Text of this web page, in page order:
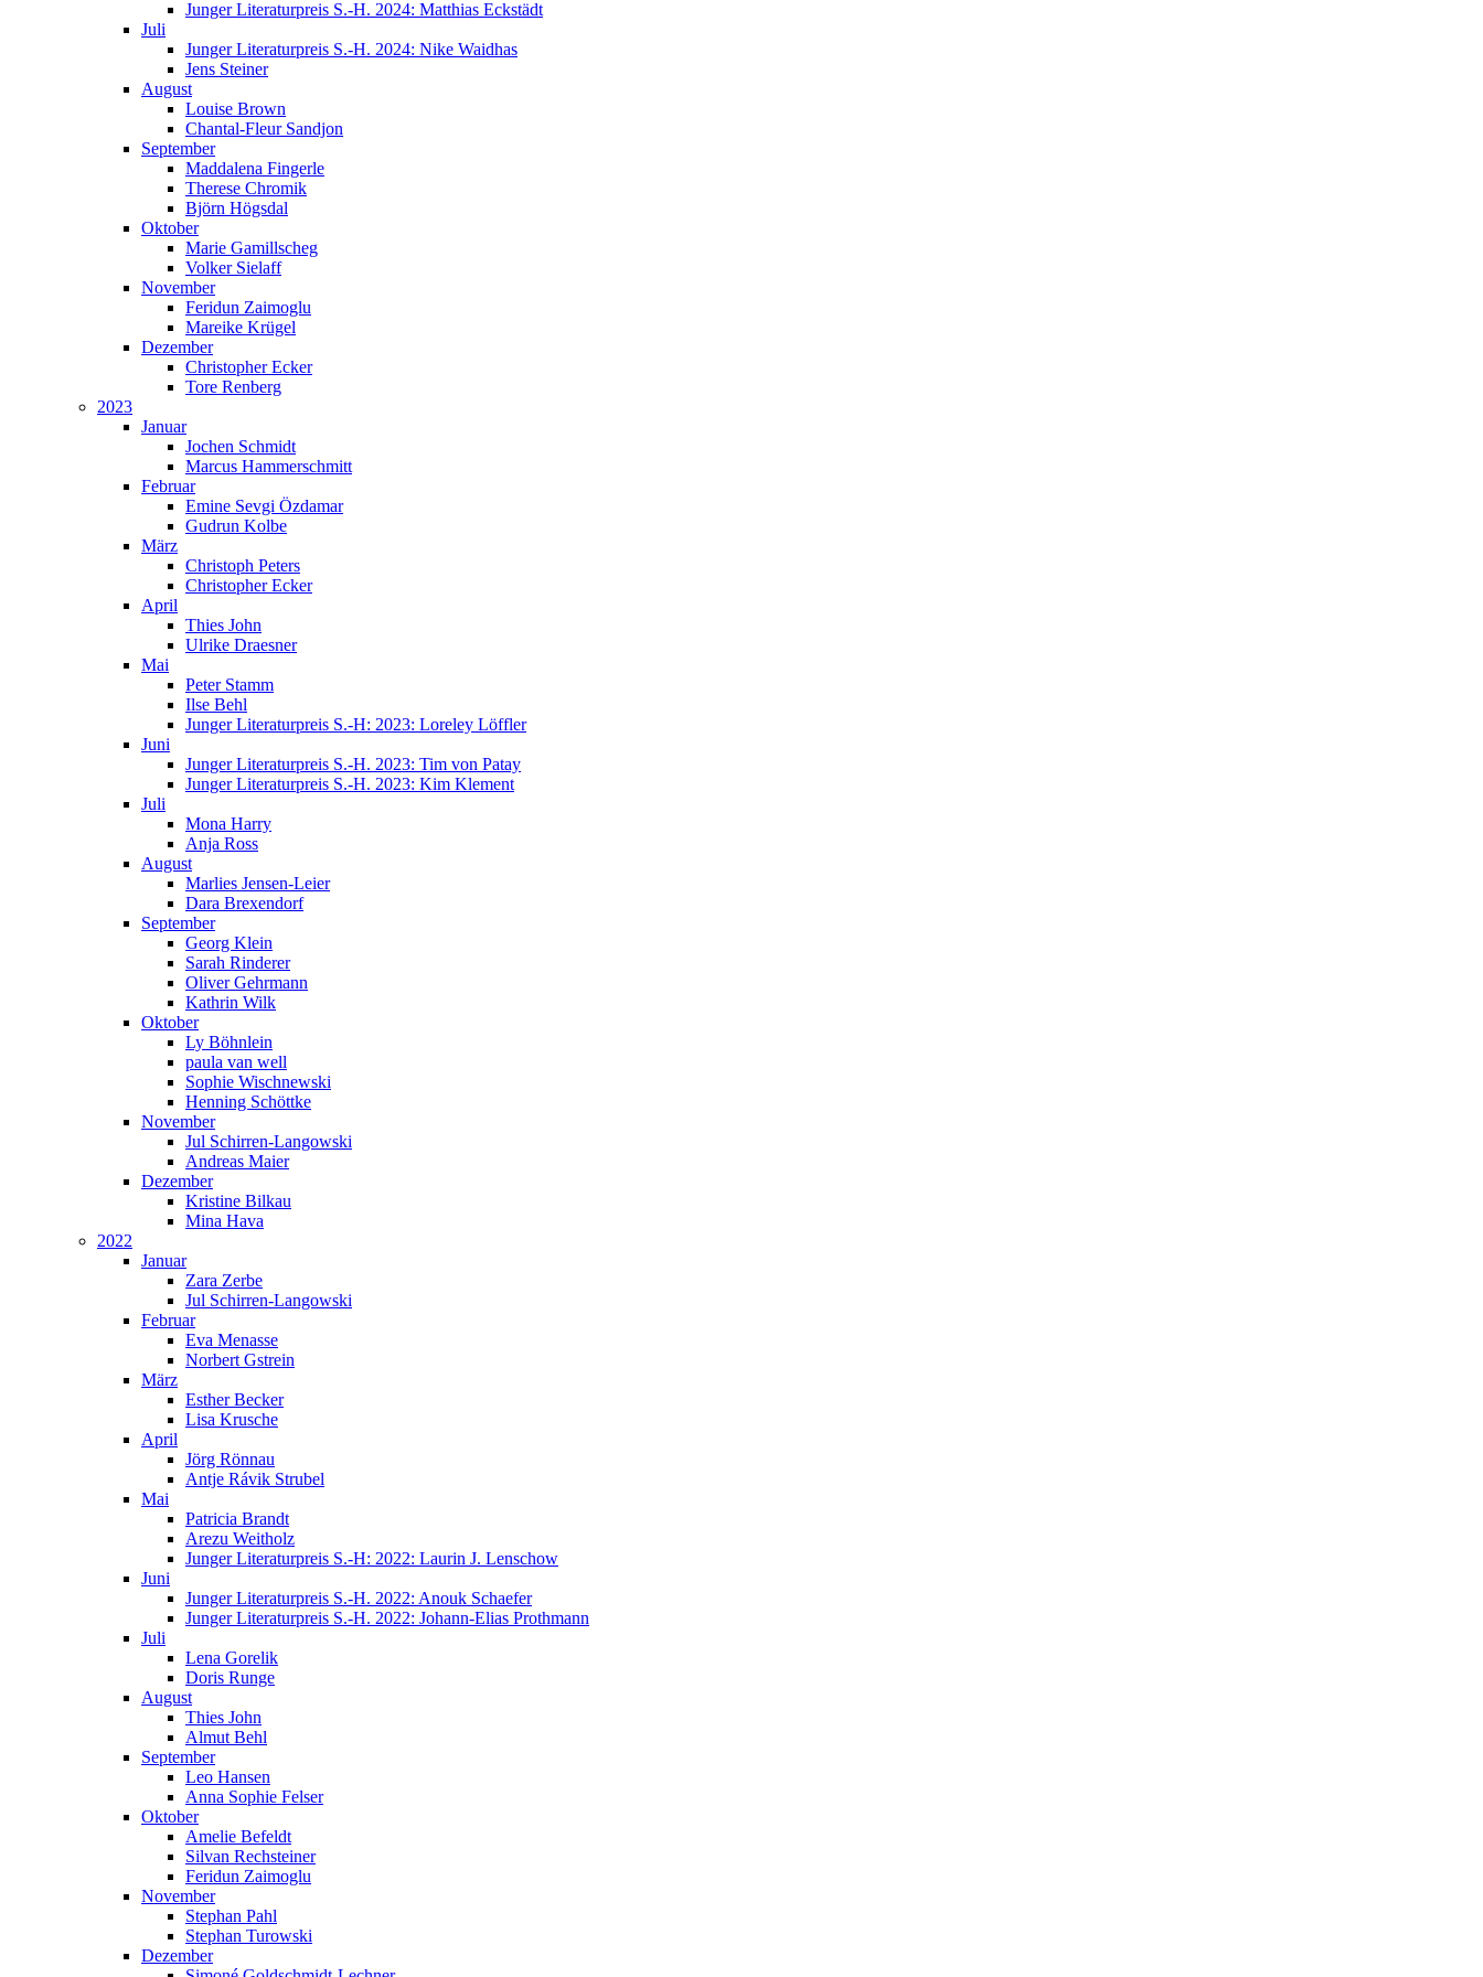
Junger Literaturpreis S.-H. 2024: Matthias Eckstädt
Juli
Junger Literaturpreis S.-H. 2024: Nike Waidhas
Jens Steiner
August
Louise Brown
Chantal-Fleur Sandjon
September
Maddalena Fingerle
Therese Chromik
Björn Högsdal
Oktober
Marie Gamillscheg
Volker Sielaff
November
Feridun Zaimoglu
Mareike Krügel
Dezember
Christopher Ecker
Tore Renberg
2023
Januar
Jochen Schmidt
Marcus Hammerschmitt
Februar
Emine Sevgi Özdamar
Gudrun Kolbe
März
Christoph Peters
Christopher Ecker
April
Thies John
Ulrike Draesner
Mai
Peter Stamm
Ilse Behl
Junger Literaturpreis S.-H: 2023: Loreley Löffler
Juni
Junger Literaturpreis S.-H. 2023: Tim von Patay
Junger Literaturpreis S.-H. 2023: Kim Klement
Juli
Mona Harry
Anja Ross
August
Marlies Jensen-Leier
Dara Brexendorf
September
Georg Klein
Sarah Rinderer
Oliver Gehrmann
Kathrin Wilk
Oktober
Ly Böhnlein
paula van well
Sophie Wischnewski
Henning Schöttke
November
Jul Schirren-Langowski
Andreas Maier
Dezember
Kristine Bilkau
Mina Hava
2022
Januar
Zara Zerbe
Jul Schirren-Langowski
Februar
Eva Menasse
Norbert Gstrein
März
Esther Becker
Lisa Krusche
April
Jörg Rönnau
Antje Rávik Strubel
Mai
Patricia Brandt
Arezu Weitholz
Junger Literaturpreis S.-H: 2022: Laurin J. Lenschow
Juni
Junger Literaturpreis S.-H. 2022: Anouk Schaefer
Junger Literaturpreis S.-H. 2022: Johann-Elias Prothmann
Juli
Lena Gorelik
Doris Runge
August
Thies John
Almut Behl
September
Leo Hansen
Anna Sophie Felser
Oktober
Amelie Befeldt
Silvan Rechsteiner
Feridun Zaimoglu
November
Stephan Pahl
Stephan Turowski
Dezember